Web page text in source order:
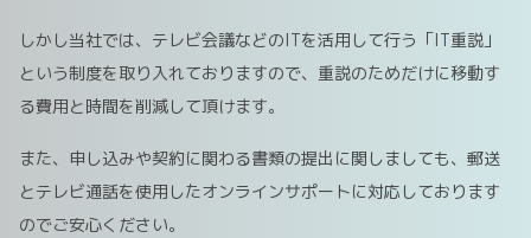
しかし当社では、テレビ会議などのITを活用して行う「IT重説」
という制度を取り入れておりますので、重説のためだけに移動す
る費用と時間を削減して頂けます。
また、申し込みや契約に関わる書類の提出に関しましても、郵送
とテレビ通話を使用したオンラインサポートに対応しております
のでご安心ください。